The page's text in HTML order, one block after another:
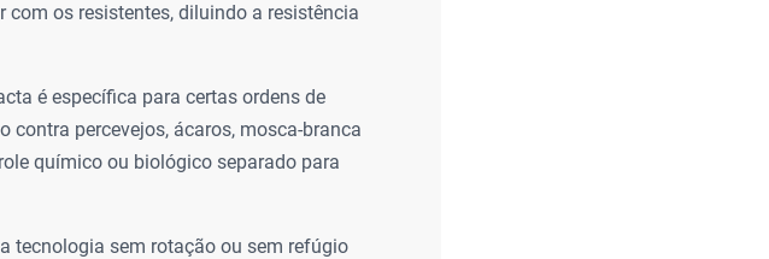
os resistentes, diluindo a resistência
é específica para certas ordens de
contra percevejos, ácaros, mosca-branca
químico ou biológico separado para
tecnologia sem rotação ou sem refúgio